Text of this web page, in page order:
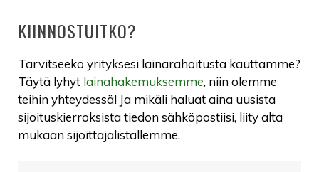
KIINNOSTUITKO?
Tarvitseeko yrityksesi lainarahoitusta kauttamme?
Täytä lyhyt lainahakemuksemme, niin olemme
teihin yhteydessä! Ja mikäli haluat aina uusista
sijoituskierroksista tiedon sähköpostiisi, liity alta
mukaan sijoittajalistallemme.